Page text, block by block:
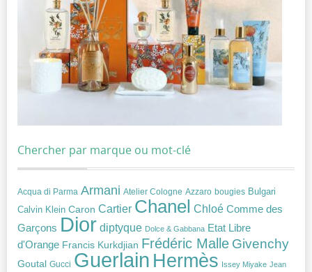
Chercher par marque ou mot-clé
Acqua di Parma Armani Atelier Cologne Azzaro bougies Bulgari
Calvin Klein Caron Cartier Chanel Chloé Comme des
Garçons Dior diptyque Dolce & Gabbana Etat Libre
d'Orange Francis Kurkdjian Frédéric Malle Givenchy
Goutal Gucci Guerlain Hermès Issey Miyake Jean